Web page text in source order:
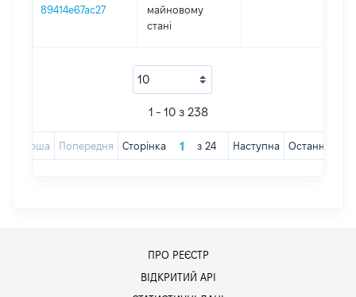
89414e67ac27
майновому
стані
1 - 10 з 238
Перша Попередня Сторінка з 24 Наступна Остання
ПРО РЕЄСТР
ВІДКРИТИЙ АРІ